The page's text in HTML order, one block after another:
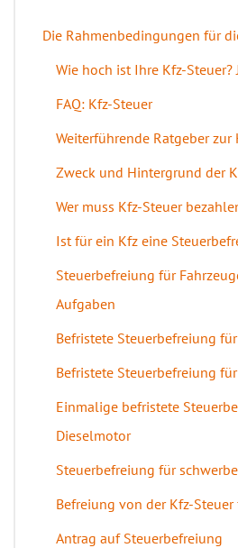
Die Rahmenbedingungen für
Wie hoch ist Ihre Kfz-Steuer?
FAQ: Kfz-Steuer
Weiterführende Ratgeber zur
Zweck und Hintergrund der
Wer muss Kfz-Steuer
Ist für ein Kfz eine
Steuerbefreiung für
Aufgaben
Befristete Steuerbefreiung
Befristete Steuerbefreiung
Einmalige befristete
Dieselmotor
Steuerbefreiung für
Befreiung von der Kfz-
Antrag auf Steuerbefreiung